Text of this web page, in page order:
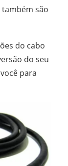
também são
do cabo
do seu
para